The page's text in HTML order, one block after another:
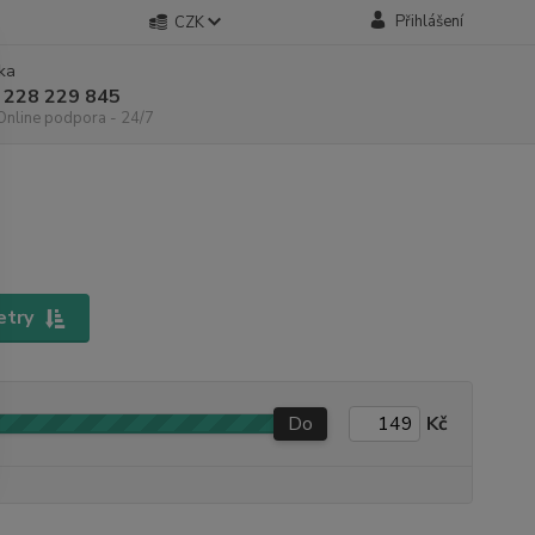
CZK Přihlášení
228 229 845
Online podpora - 24/7
Do Kč